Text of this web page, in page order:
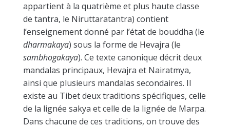
appartient à la quatrième et plus haute classe
de tantra, le Niruttaratantra) contient
l’enseignement donné par l’état de bouddha (le
dharmakaya) sous la forme de Hevajra (le
sambhogakaya). Ce texte canonique décrit deux
mandalas principaux, Hevajra et Nairatmya,
ainsi que plusieurs mandalas secondaires. Il
existe au Tibet deux traditions spécifiques, celle
de la lignée sakya et celle de la lignée de Marpa.
Dans chacune de ces traditions, on trouve des